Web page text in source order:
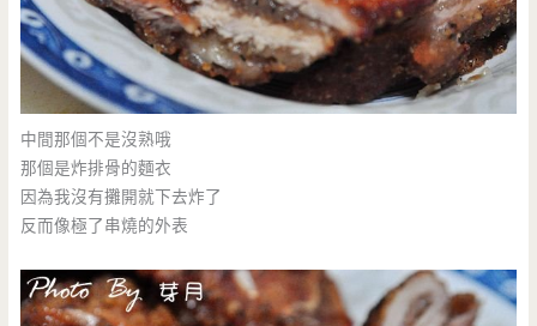
中間那個不是沒熟哦
那個是炸排骨的麵衣
因為我沒有攤開就下去炸了
反而像極了串燒的外表